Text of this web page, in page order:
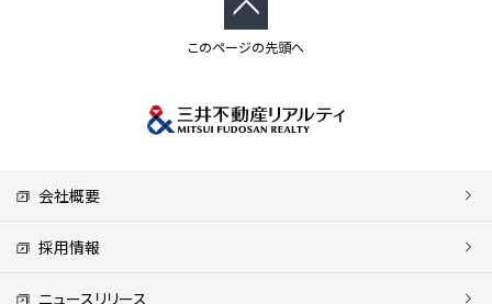
このページの先頭へ
会社概要
採用情報
ニュースリリース